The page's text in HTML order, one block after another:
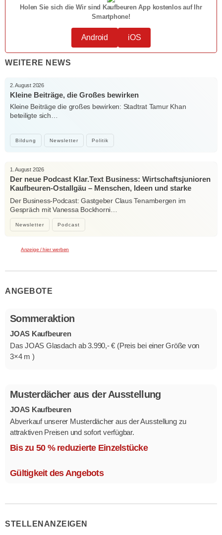
Holen Sie sich die Wir sind Kaufbeuren App kostenlos auf Ihr
Smartphone!
Android iOS
WEITERE NEWS
Bildung Newsletter Politik
2. August 2026
Kleine Beiträge, die Großes bewirken
Kleine Beiträge die großes bewirken: Stadtrat Tamur Khan
beteiligte sich…
Newsletter Podcast
1. August 2026
Der neue Podcast Klar.Text Business: Wirtschaftsjunioren
Kaufbeuren-Ostallgäu – Menschen, Ideen und starke
Verbindungen
Der Business-Podcast: Gastgeber Claus Tenambergen im
Gespräch mit Vanessa Bockhorni…
Anzeige / hier werben
ANGEBOTE
Sommeraktion
JOAS Kaufbeuren
Das JOAS Glasdach ab 3.990,- € (Preis bei einer Größe von
3×4 m )
Musterdächer aus der Ausstellung
JOAS Kaufbeuren
Abverkauf unserer Musterdächer aus der Ausstellung zu
attraktiven Preisen und sofort verfügbar.
Mehrere Modelle in verschiedenen Ausführungen.
Bis zu 50 % reduzierte Einzelstücke
Gültigkeit des Angebots
STELLENANZEIGEN